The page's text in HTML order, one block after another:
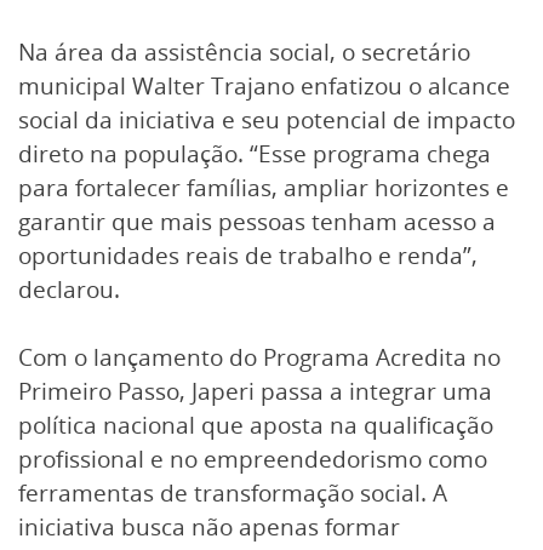
Na área da assistência social, o secretário
municipal Walter Trajano enfatizou o alcance
social da iniciativa e seu potencial de impacto
direto na população. “Esse programa chega
para fortalecer famílias, ampliar horizontes e
garantir que mais pessoas tenham acesso a
oportunidades reais de trabalho e renda”,
declarou.
Com o lançamento do Programa Acredita no
Primeiro Passo, Japeri passa a integrar uma
política nacional que aposta na qualificação
profissional e no empreendedorismo como
ferramentas de transformação social. A
iniciativa busca não apenas formar